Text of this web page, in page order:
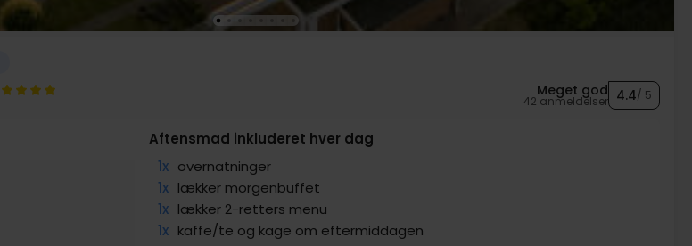
Meget god
42 anmeldelser 4.4/ 5
Aftensmad inkluderet hver dag
1x overnatninger
1x lækker morgenbuffet
1x lækker 2-retters menu
1x kaffe/te og kage om eftermiddagen